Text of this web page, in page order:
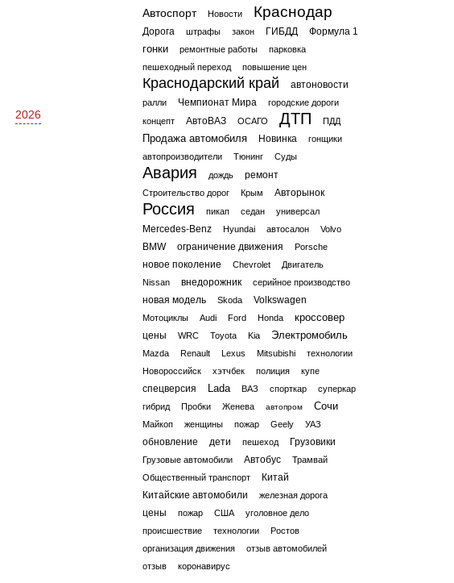
2026
Автоспорт Новости Краснодар
Дорога штрафы закон ГИБДД Формула 1
гонки ремонтные работы
парковка
пешеходный переход
повышение цен
Краснодарский край автоновости
ралли Чемпионат Мира
городские дороги
концепт
АвтоВАЗ ОСАГО ДТП ПДД
Продажа автомобиля Новинка
гонщики
автопроизводители
Тюнинг Суды
Авария дождь ремонт
Строительство дорог Крым Авторынок
Россия пикап седан универсал
Mercedes-Benz Hyundai автосалон Volvo
BMW ограничение движения Porsche
новое поколение Chevrolet
Двигатель
Nissan
внедорожник серийное производство
новая модель Skoda Volkswagen
Мотоциклы Audi Ford Honda кроссовер
цены WRC Toyota Kia Электромобиль
Mazda Renault Lexus Mitsubishi
технологии
Новороссийск
хэтчбек полиция купе
спецверсия Lada ВАЗ спорткар
суперкар
гибрид
Пробки Женева автопром Сочи
Майкоп женщины пожар Geely УАЗ
обновление дети пешеход Грузовики
Грузовые автомобили Автобус
Трамвай
Общественный транспорт
Китай
Китайские автомобили
железная дорога
цены пожар США
уголовное дело
происшествие
технологии
Ростов
организация движения
отзыв автомобилей
отзыв
коронавирус